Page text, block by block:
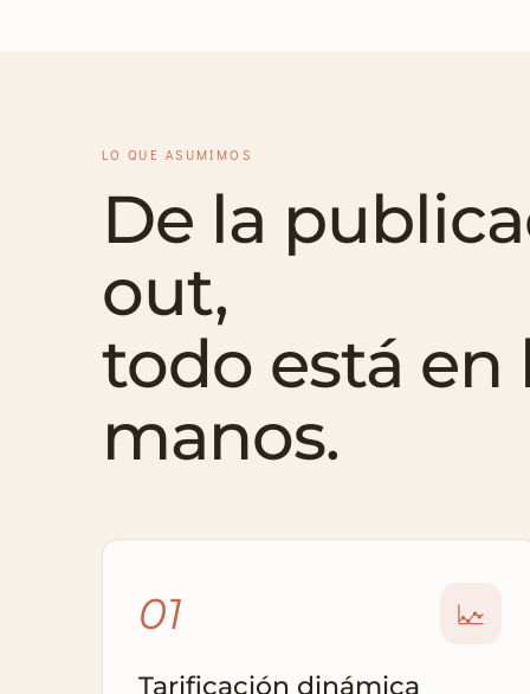
LO QUE ASUMIMOS
De la
out,
todo está en
manos.
01
Tarificación dinámica